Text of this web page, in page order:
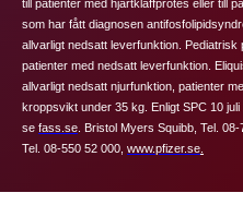
till patienter med hjärtklaffprotes eller till
som har fått diagnosen
allvarligt nedsatt leverfunktion.
Pediatrisk
patienter med nedsatt leverfunktion.
allvarligt nedsatt njurfunktion, patienter
kroppsvikt under 35 kg. Enligt SPC 10 juli
se fass.se Bristol Myers Squibb, Tel. 08-
Tel. 08-550 52 000, www.pfizer.se